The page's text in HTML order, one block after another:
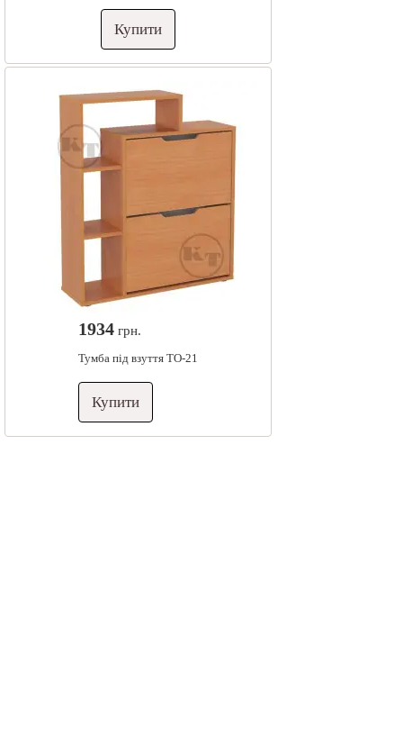
Купити
1934 грн.
Тумба під взуття ТО-21
Купити